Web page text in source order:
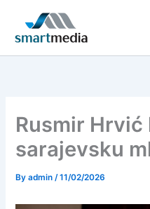
content
Rusmir Hrvić
sarajevsku
Byadmin/11/02/2026